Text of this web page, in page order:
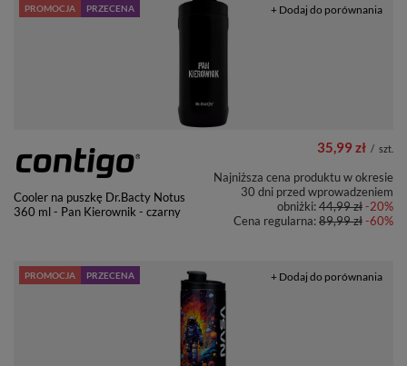
PROMOCJA PRZECENA
Cooler na puszkę Dr.Bacty Notus
360 ml - Pan Kierownik - czarny
35,99 zł / szt.
Najniższa cena produktu w okresie
30 dni przed wprowadzeniem
obniżki:44,99 zł-20%
Cena regularna:89,99 zł-60%
+ Dodaj do porównania
PROMOCJA PRZECENA + Dodaj do porównania